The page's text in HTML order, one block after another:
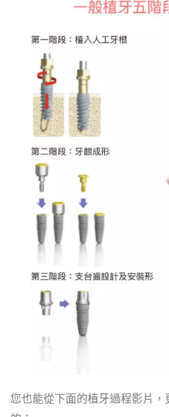
您也能從下面的植牙過程影片